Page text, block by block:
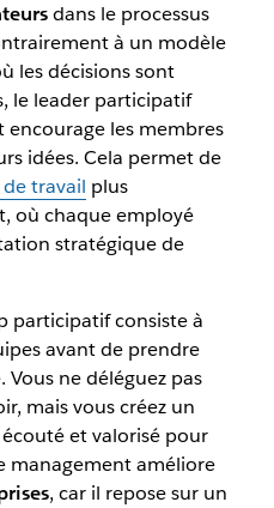
dans le processus
à un modèle
les décisions sont
le leader participatif
encourage les membres
idées. Cela permet de
travail plus
où chaque employé
stratégique de
participatif consiste à
avant de prendre
ne déléguez pas
mais vous créez un
et valorisé pour
management améliore
, car il repose sur un